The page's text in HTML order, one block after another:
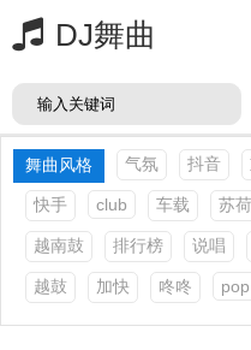
DJ舞曲
舞曲风格 气氛 抖音
快手 club 车载 苏荷
越南鼓 排行榜 说唱
越鼓 加快 咚咚 pop